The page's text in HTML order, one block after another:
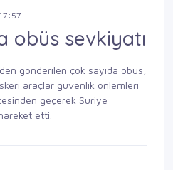
obüs sevkiyatı
gönderilen çok sayıda obüs,
araçlar güvenlik önlemleri
geçerek Suriye
etti.